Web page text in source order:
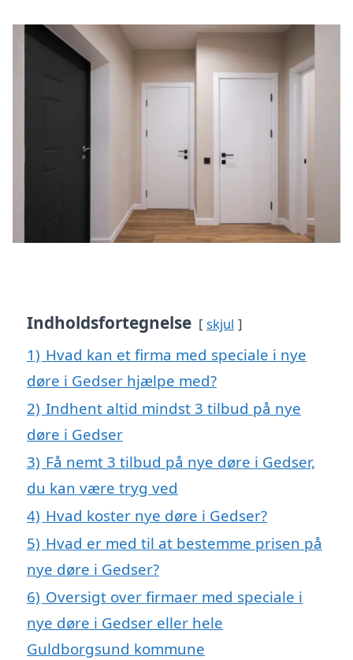
Indholdsfortegnelse skjul
1) Hvad kan et firma med speciale i nye
døre i Gedser hjælpe med?
2) Indhent altid mindst 3 tilbud på nye
døre i Gedser
3) Få nemt 3 tilbud på nye døre i Gedser,
du kan være tryg ved
4) Hvad koster nye døre i Gedser?
5) Hvad er med til at bestemme prisen på
nye døre i Gedser?
6) Oversigt over firmaer med speciale i
nye døre i Gedser eller hele
Guldborgsund kommune